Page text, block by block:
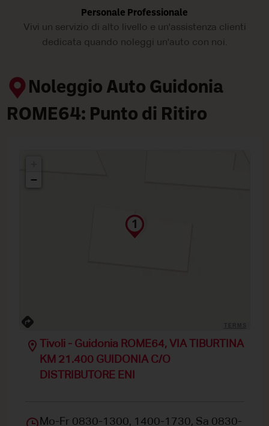
Personale Professionale
Vivi un servizio di alto livello e un'assistenza clienti
dedicata quando noleggi un'auto con noi.
Noleggio Auto Guidonia
ROME64: Punto di Ritiro
−
Tivoli - Guidonia ROME64, VIA TIBURTINA
KM 21.400 GUIDONIA C/O
DISTRIBUTORE ENI
Mo-Fr 0830-1300, 1400-1730, Sa 0830-